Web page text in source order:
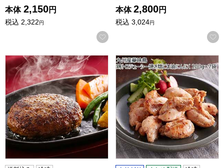
本体 2,150円
税込 2,322円
お気に入りに登録する
本体 2,800円
税込 3,024円
「夢一喜」 国産牛豚使用！焼き上げ済ハンバーグ(5個
九州産華味鳥 鶏トロジュー